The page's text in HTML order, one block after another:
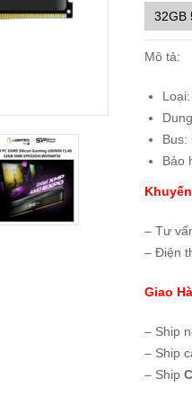
32GB
Mô tả:
Bus:
Bảo
– Tư
– Điện
Giao
– Ship
– Ship
– Ship